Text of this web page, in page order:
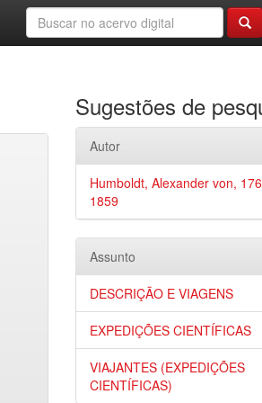
Sugestões de
Autor
Humboldt, Alexander von,
1859
Assunto
DESCRIÇÃO E VIAGENS
EXPEDIÇÕES CIENTÍFICAS
VIAJANTES (EXPEDIÇÕES
CIENTÍFICAS)